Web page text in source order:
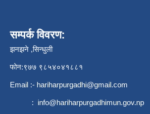
सम्पर्क विवरण:
झनझने ,सिन्धुली
फोन:९७७ ९८५४०४१८८१
Email :- hariharpurgadhi@gmail.com
: info@hariharpurgadhimun.gov.np